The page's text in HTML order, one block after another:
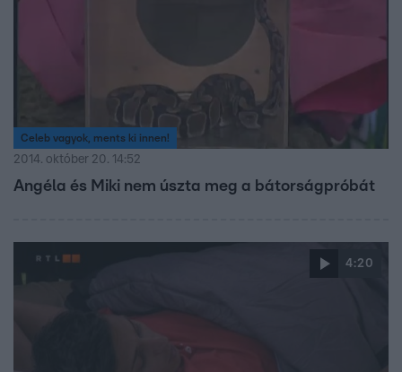
Celeb vagyok, ments ki innen!
2014. október 20. 14:52
Angéla és Miki nem úszta meg a bátorságpróbát
4:20